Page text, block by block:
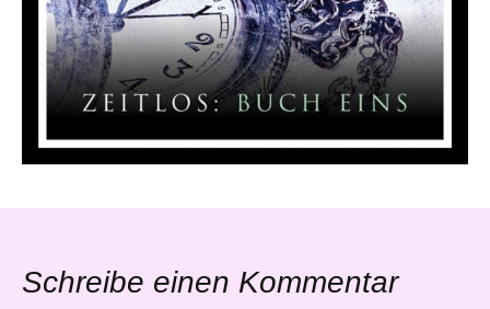
Schreibe einen Kommentar